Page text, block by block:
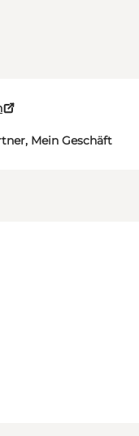
Mein Geschäft